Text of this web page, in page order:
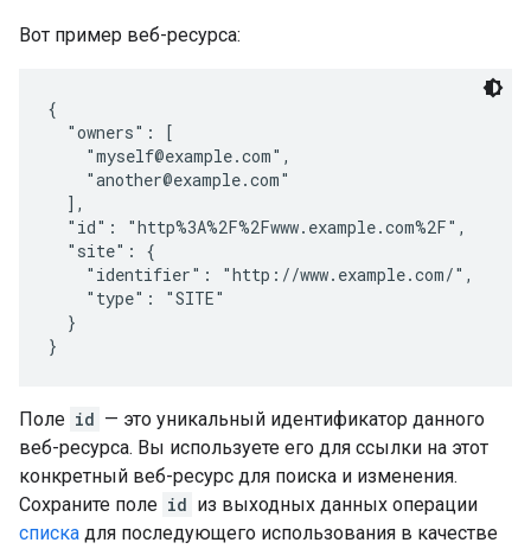
Вот пример веб-ресурса:
{
  "owners": [
    "myself@example.com",
    "another@example.com"
  ],
  "id": "http%3A%2F%2Fwww.example.com%2F",
  "site": {
    "identifier": "http://www.example.com/",
    "type": "SITE"
  }
}
Поле id — это уникальный идентификатор данного
веб-ресурса. Вы используете его для ссылки на этот
конкретный веб-ресурс для поиска и изменения.
Сохраните поле id из выходных данных операции
списка для последующего использования в качестве